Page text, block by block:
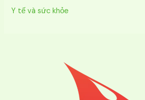
Y tế và sức khỏe